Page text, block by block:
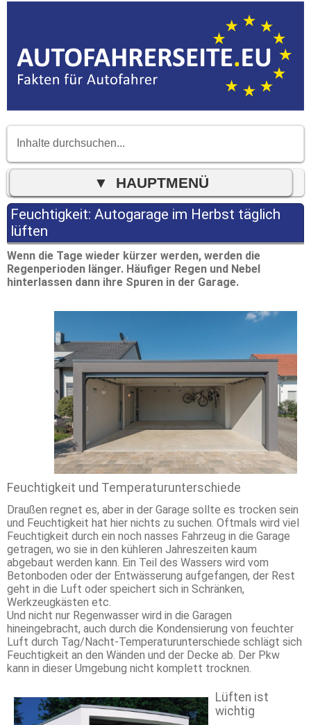
Feuchtigkeit: Autogarage im Herbst täglich
lüften
Wenn die Tage wieder kürzer werden, werden die
Regenperioden länger. Häufiger Regen und Nebel
hinterlassen dann ihre Spuren in der Garage.
Feuchtigkeit und Temperaturunterschiede
Draußen regnet es, aber in der Garage sollte es trocken sein
und Feuchtigkeit hat hier nichts zu suchen. Oftmals wird viel
Feuchtigkeit durch ein noch nasses Fahrzeug in die Garage
getragen, wo sie in den kühleren Jahreszeiten kaum
abgebaut werden kann. Ein Teil des Wassers wird vom
Betonboden oder der Entwässerung aufgefangen, der Rest
geht in die Luft oder speichert sich in Schränken,
Werkzeugkästen etc.
Und nicht nur Regenwasser wird in die Garagen
hineingebracht, auch durch die Kondensierung von feuchter
Luft durch Tag/Nacht-Temperaturunterschiede schlägt sich
Feuchtigkeit an den Wänden und der Decke ab. Der Pkw
kann in dieser Umgebung nicht komplett trocknen.
Lüften ist
wichtig